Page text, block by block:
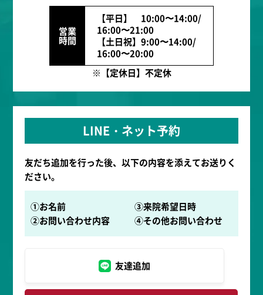
営業
時間
【平日】 10:00〜14:00/
16:00〜21:00
【土日祝】9:00〜14:00/
16:00〜20:00
※【定休日】不定休
LINE・ネット予約
友だち追加を行った後、以下の内容を添えてお送りく
ださい。
①お名前
②お問い合わせ内容
③来院希望日時
④その他お問い合わせ
友達追加